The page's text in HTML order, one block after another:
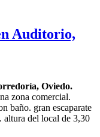
Auditorio,
Oviedo.
zona comercial.
baño. gran escaparate
altura del local de 3,30